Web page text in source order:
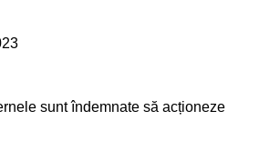
sunt îndemnate să acționeze